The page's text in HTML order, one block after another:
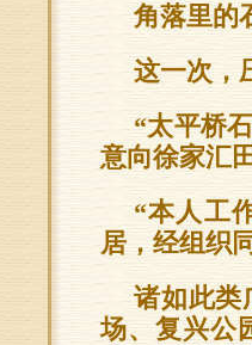
角落里的
这一次，
“太平桥
意向徐家汇
“本人工
居，经组织
诸如此类
场、复兴公